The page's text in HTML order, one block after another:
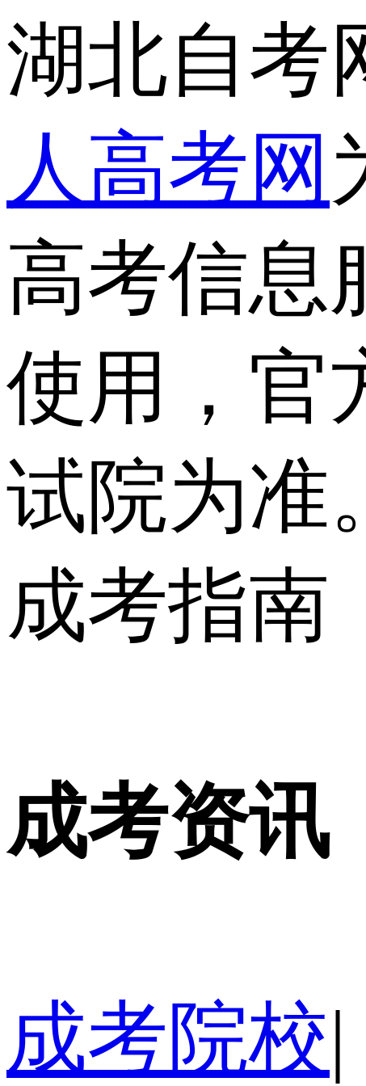
湖北自考
人高考网
高考信息
使用，官
试院为准。
成考指南
成考资讯
成考院校|